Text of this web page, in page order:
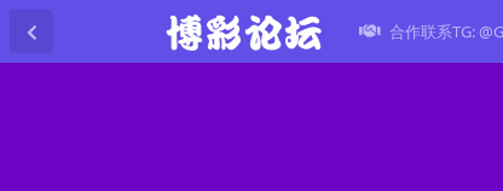
合作联系TG: